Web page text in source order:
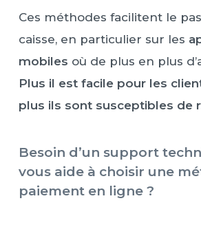
Ces méthodes facilitent le
caisse, en particulier sur les
mobiles où de plus en plus
Plus il est facile pour les
plus ils sont susceptibles de
Besoin d’un support
vous aide à choisir une
paiement en ligne ?